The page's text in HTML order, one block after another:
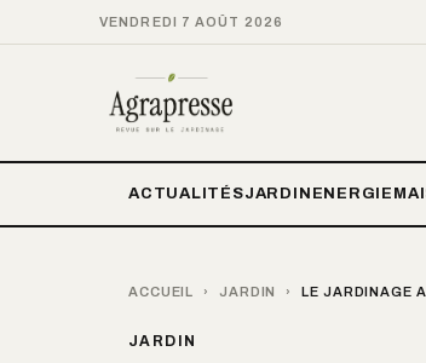
VENDREDI 7 AOÛT 2026
ACTUALITÉSJARDIN ENERGIE
ACCUEIL › JARDIN › LE JARDINAGE
JARDIN